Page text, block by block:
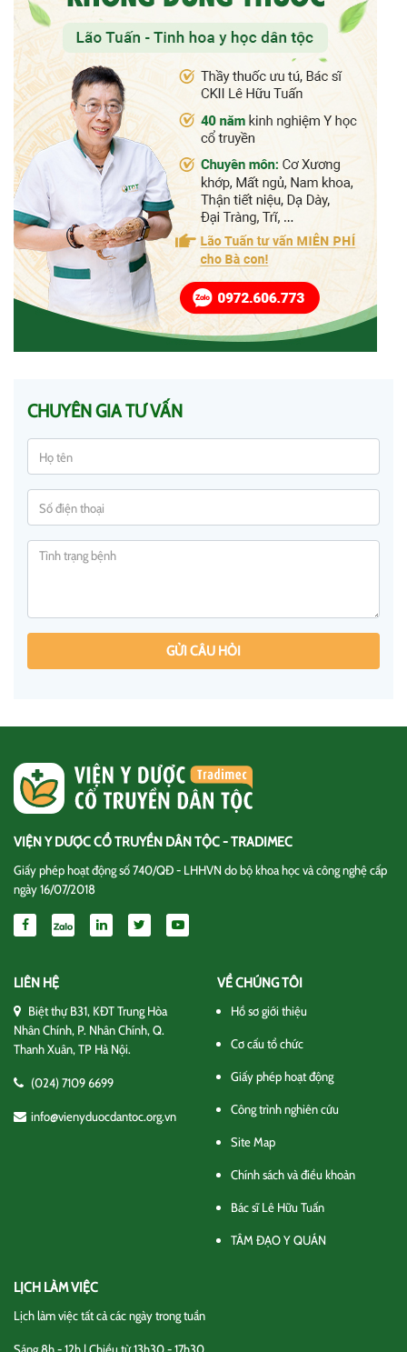
CHUYÊN GIA TƯ VẤN
GỬI CÂU HỎI
VIỆN Y DƯỢC CỔ TRUYỀN DÂN TỘC - TRADIMEC
Giấy phép hoạt động số 740/QĐ - LHHVN do bộ khoa học và công nghệ cấp
ngày 16/07/2018
LIÊN HỆ
Biệt thự B31, KĐT Trung Hòa
Nhân Chính, P. Nhân Chính, Q.
Thanh Xuân, TP Hà Nội.
(024) 7109 6699
info@vienyduocdantoc.org.vn
VỀ CHÚNG TÔI
Hồ sơ giới thiệu
Cơ cấu tổ chức
Giấy phép hoạt động
Công trình nghiên cứu
Site Map
Chính sách và điều khoản
Bác sĩ Lê Hữu Tuấn
TÂM ĐẠO Y QUÁN
LỊCH LÀM VIỆC
Lịch làm việc tất cả các ngày trong tuần